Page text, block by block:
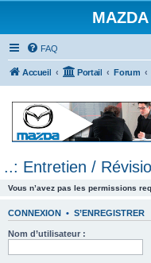
FAQ
Accueil Portail Forum
..: Entretien /
Vous n’avez pas les permissions
CONNEXION • S’ENREGISTRER
Nom d’utilisateur :